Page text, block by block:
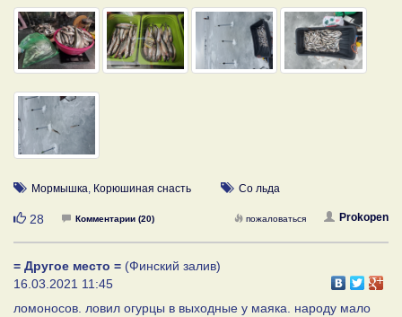
Мормышка, Корюшиная снасть Со льда
Нравится
28 Комментарии (20) Prokopen
пожаловаться
= Другое место = (Финский залив)
16.03.2021 11:45
ломоносов. ловил огурцы в выходные у маяка. народу мало